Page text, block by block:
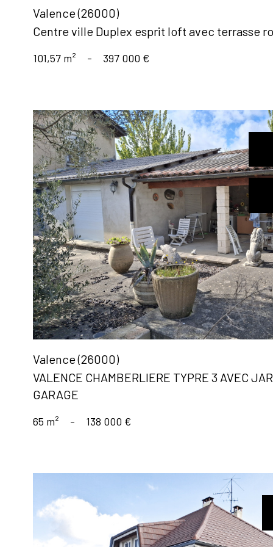
Valence (26000)
Centre ville Duplex esprit loft avec terrasse
101,57 m² - 397 000 €
voir le
bien
Valence (26000)
VALENCE CHAMBERLIERE TYPRE 3 AVEC
GARAGE
65 m² - 138 000 €